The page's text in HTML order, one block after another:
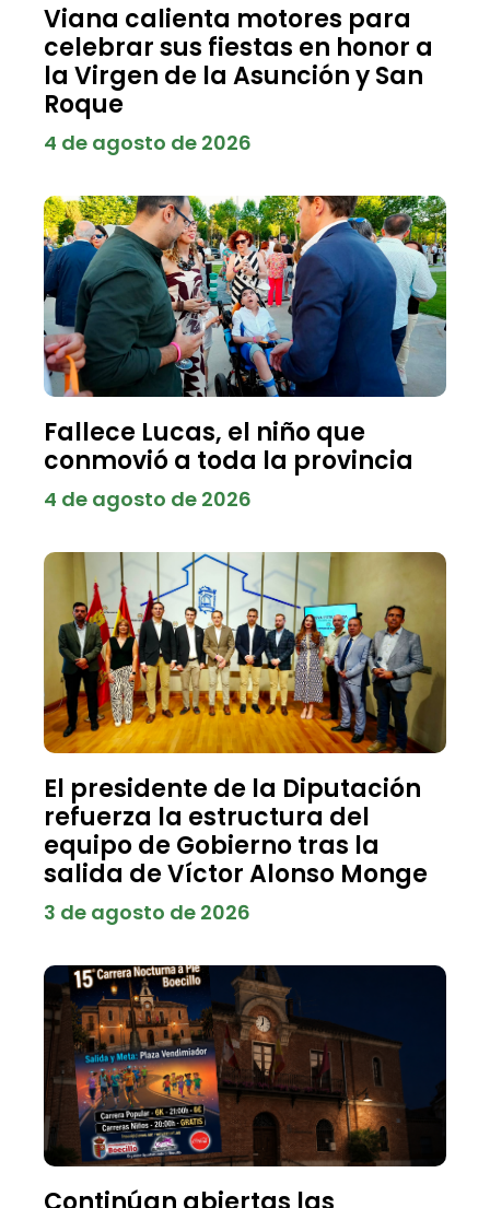
Viana calienta motores para
celebrar sus fiestas en honor a
la Virgen de la Asunción y San
Roque
4 de agosto de 2026
Fallece Lucas, el niño que
conmovió a toda la provincia
4 de agosto de 2026
El presidente de la Diputación
refuerza la estructura del
equipo de Gobierno tras la
salida de Víctor Alonso Monge
3 de agosto de 2026